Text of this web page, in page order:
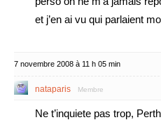
et j’en ai vu qui parlaient
7 novembre 2008 à 11 h 05 min
nataparis Membre
Ne t’inquiete pas trop,